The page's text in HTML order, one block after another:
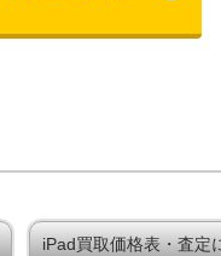
iPad買取価格表・査定